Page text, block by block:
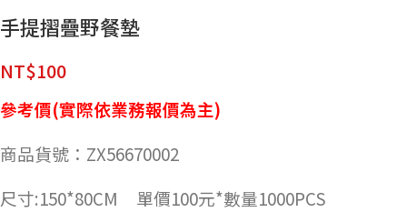
手提摺疊野餐墊
NT$100
參考價(實際依業務報價為主)
商品貨號：ZX56670002
尺寸:150*80CM 單價100元*數量1000PCS